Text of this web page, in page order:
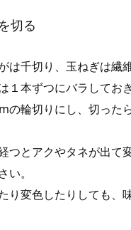
切る
は千切り、玉ねぎは繊
１本ずつにバラしておき
の輪切りにし、切った
つとアクやタネが出て
い。
り変色したりしても、